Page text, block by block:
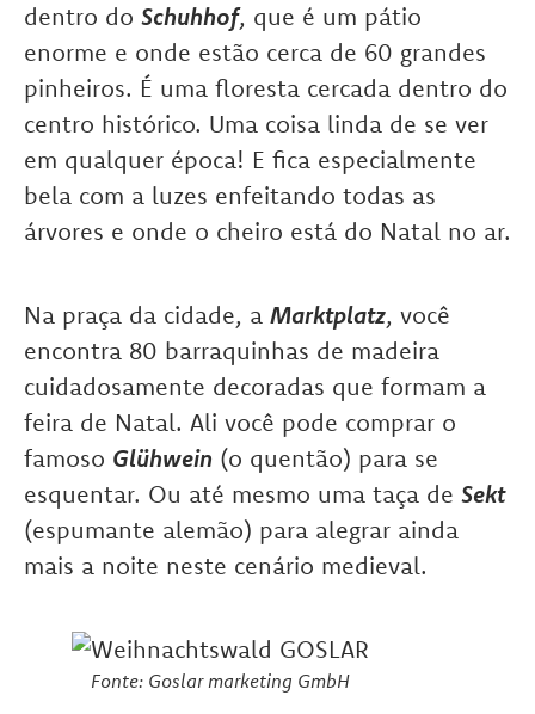
dentro do Schuhhof, que é um pátio
enorme e onde estão cerca de 60 grandes
pinheiros. É uma floresta cercada dentro do
centro histórico. Uma coisa linda de se ver
em qualquer época! E fica especialmente
bela com a luzes enfeitando todas as
árvores e onde o cheiro está do Natal no ar.
Na praça da cidade, a Marktplatz, você
encontra 80 barraquinhas de madeira
cuidadosamente decoradas que formam a
feira de Natal. Ali você pode comprar o
famoso Glühwein (o quentão) para se
esquentar. Ou até mesmo uma taça de Sekt
(espumante alemão) para alegrar ainda
mais a noite neste cenário medieval.
Fonte: Goslar marketing GmbH